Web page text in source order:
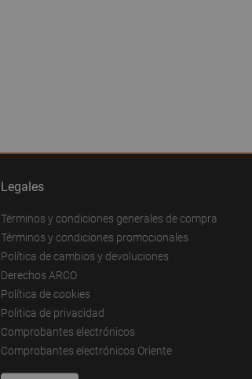
Legales
Términos y condiciones generales de compra
Términos y condiciones promocionales
Política de cambios y devoluciones
Derechos ARCO
Política de cookies
Politica de privacidad
Comprobantes electrónicos
Comprobantes electrónicos Oriente